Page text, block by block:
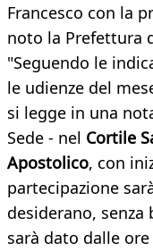
Francesco con la
noto la Prefettura
"Seguendo le
le udienze del
si legge in una
Sede - nel Cortile
Apostolico, con
partecipazione
desiderano,
sarà dato dalle